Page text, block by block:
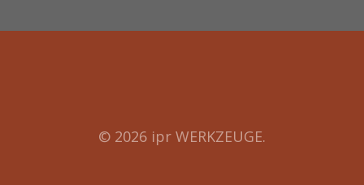
© 2026 ipr WERKZEUGE.